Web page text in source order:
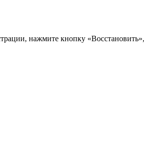
нажмите кнопку